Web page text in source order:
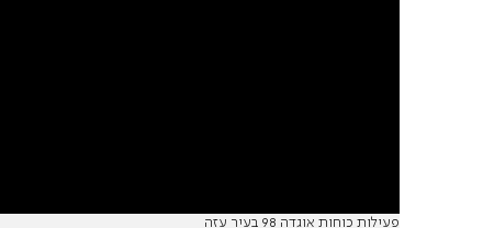
פעילות כוחות אוגדה 98 בעיר עזה